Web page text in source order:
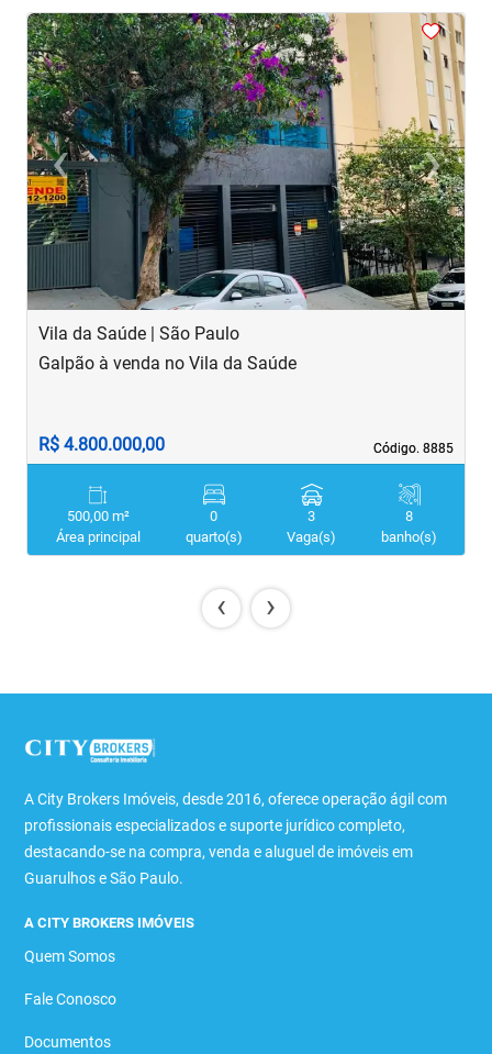
<<<<
‹Previous ›Next
Vila da Saúde | São Paulo
Código. 8885
Código. 8885
Galpão à venda no Vila da Saúde
R$ 4.800.000,00
500,00 m²
Área principal
0
quarto(s)
3
Vaga(s)
8
banho(s)
‹ ›
A City Brokers Imóveis, desde 2016, oferece operação ágil com
profissionais especializados e suporte jurídico completo,
destacando-se na compra, venda e aluguel de imóveis em
Guarulhos e São Paulo.
A CITY BROKERS IMÓVEIS
Quem Somos
Fale Conosco
Documentos